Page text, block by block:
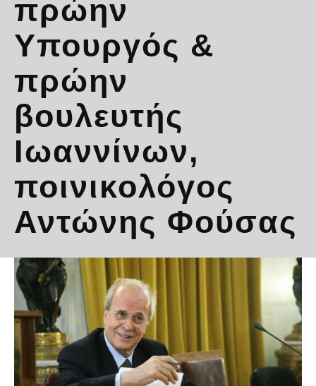
πρώην
Υπουργός &
πρώην
βουλευτής
Ιωαννίνων,
ποινικολόγος
Αντώνης Φούσας